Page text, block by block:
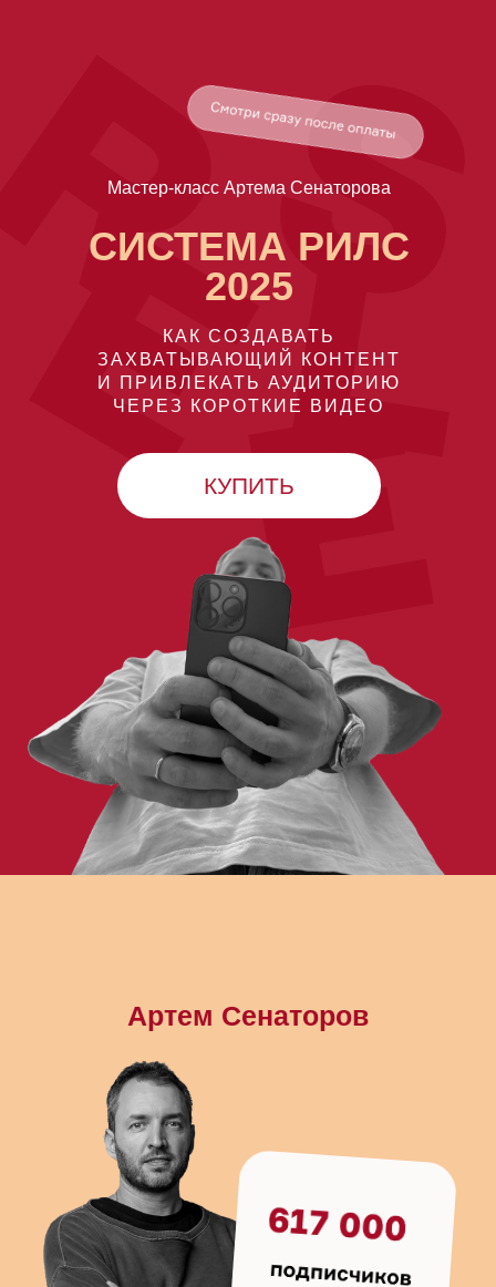
СИСТЕМА РИЛС
2025
КУПИТЬ
Мастер-класс Артема Сенаторова
КАК СОЗДАВАТЬ
ЗАХВАТЫВАЮЩИЙ КОНТЕНТ
И ПРИВЛЕКАТЬ АУДИТОРИЮ
ЧЕРЕЗ КОРОТКИЕ ВИДЕО
Артем Сенаторов